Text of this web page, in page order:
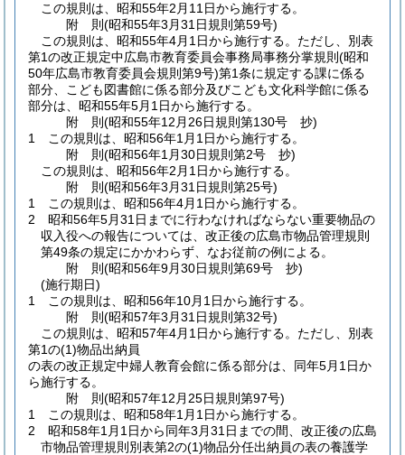
この規則は、昭和55年2月11日から施行する。
附 則(昭和55年3月31日規則第59号)
この規則は、昭和55年4月1日から施行する。 ただし、別表
第1の改正規定中広島市教育委員会事務局事務分掌規則 (昭和
50年広島市教育委員会規則第9号)第1条に規定する課に係る
部分、こども図書館に係る部分及びこども文化科学館に係る
部分は、昭和55年5月1日から施行する。
附 則(昭和55年12月26日規則第130号 抄)
1
この規則は、昭和56年1月1日から施行する。
附 則(昭和56年1月30日規則第2号 抄)
この規則は、昭和56年2月1日から施行する。
附 則(昭和56年3月31日規則第25号)
1
この規則は、昭和56年4月1日から施行する。
2
昭和56年5月31日までに行わなければならない重要物品の
収入役への報告については、改正後の広島市物品管理規則
第49条の規定にかかわらず、なお従前の例による。
附 則(昭和56年9月30日規則第69号 抄)
(施行期日)
1
この規則は、昭和56年10月1日から施行する。
附 則(昭和57年3月31日規則第32号)
この規則は、昭和57年4月1日から施行する。 ただし、別表
第1の(1)物品出納員
の表の改正規定中婦人教育会館に係る部分は、同年5月1日か
ら施行する。
附 則(昭和57年12月25日規則第97号)
1
この規則は、昭和58年1月1日から施行する。
2
昭和58年1月1日から同年3月31日までの間、改正後の広島
市物品管理規則別表第2の(1)物品分任出納員の表の養護学